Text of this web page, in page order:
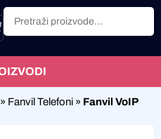
» Fanvil Telefoni » Fanvil VoIP